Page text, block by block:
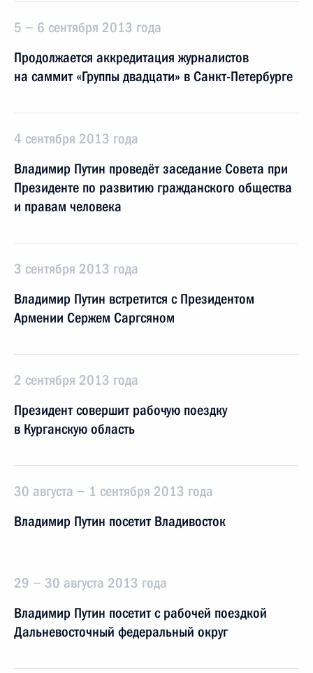
5 − 6 сентября 2013 года
Продолжается аккредитация журналистов
на саммит «Группы двадцати» в Санкт-Петербурге
4 сентября 2013 года
Владимир Путин проведёт заседание Совета при
Президенте по развитию гражданского общества
и правам человека
3 сентября 2013 года
Владимир Путин встретится с Президентом
Армении Сержем Саргсяном
2 сентября 2013 года
Президент совершит рабочую поездку
в Курганскую область
30 августа − 1 сентября 2013 года
Владимир Путин посетит Владивосток
29 − 30 августа 2013 года
Владимир Путин посетит с рабочей поездкой
Дальневосточный федеральный округ